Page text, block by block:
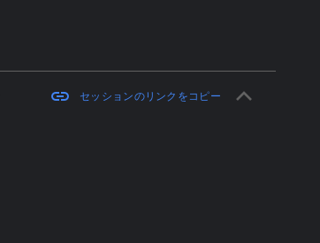
link セッションのリンクをコピー keyboard_arrow_up